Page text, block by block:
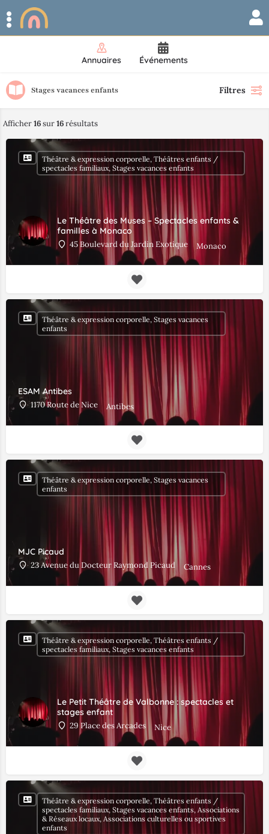
Annuaires Événements
Stages vacances enfants Filtres
Afficher16sur16résultats
Le Théâtre des Muses – Spectacles enfants &
familles à Monaco
45 Boulevard du Jardin Exotique Monaco
Théâtre & expression corporelle, Théâtres enfants /
spectacles familiaux, Stages vacances enfants
ESAM Antibes
1170 Route de Nice Antibes
Théâtre & expression corporelle, Stages vacances
enfants
MJC Picaud
23 Avenue du Docteur Raymond Picaud Cannes
Théâtre & expression corporelle, Stages vacances
enfants
Le Petit Théâtre de Valbonne : spectacles et
stages enfant
29 Place des Arcades Nice
Théâtre & expression corporelle, Théâtres enfants /
spectacles familiaux, Stages vacances enfants
Théâtre & expression corporelle, Théâtres enfants /
spectacles familiaux, Stages vacances enfants, Associations
& Réseaux locaux, Associations culturelles ou sportives
enfants